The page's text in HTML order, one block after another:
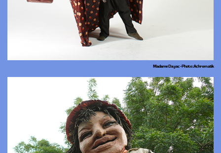
Madame Dayac - Photo : Achromatik